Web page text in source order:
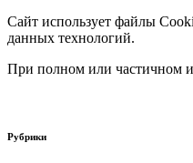
Сайт использует файлы
данных технологий.
При полном или частичном
Рубрики